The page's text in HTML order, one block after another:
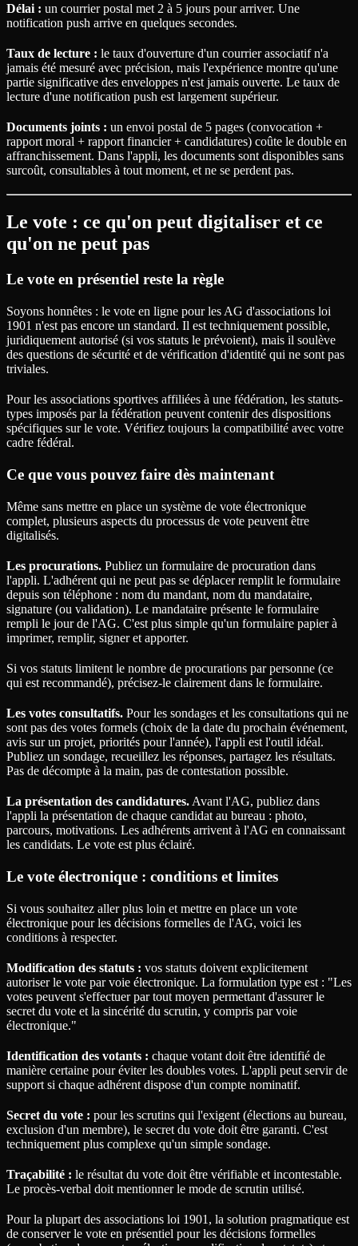
Délai : un courrier postal met 2 à 5 jours pour arriver. Une
notification push arrive en quelques secondes.
Taux de lecture : le taux d'ouverture d'un courrier associatif n'a
jamais été mesuré avec précision, mais l'expérience montre qu'une
partie significative des enveloppes n'est jamais ouverte. Le taux de
lecture d'une notification push est largement supérieur.
Documents joints : un envoi postal de 5 pages (convocation +
rapport moral + rapport financier + candidatures) coûte le double en
affranchissement. Dans l'appli, les documents sont disponibles sans
surcoût, consultables à tout moment, et ne se perdent pas.
Le vote : ce qu'on peut digitaliser et ce
qu'on ne peut pas
Le vote en présentiel reste la règle
Soyons honnêtes : le vote en ligne pour les AG d'associations loi
1901 n'est pas encore un standard. Il est techniquement possible,
juridiquement autorisé (si vos statuts le prévoient), mais il soulève
des questions de sécurité et de vérification d'identité qui ne sont pas
triviales.
Pour les associations sportives affiliées à une fédération, les statuts-
types imposés par la fédération peuvent contenir des dispositions
spécifiques sur le vote. Vérifiez toujours la compatibilité avec votre
cadre fédéral.
Ce que vous pouvez faire dès maintenant
Même sans mettre en place un système de vote électronique
complet, plusieurs aspects du processus de vote peuvent être
digitalisés.
Les procurations. Publiez un formulaire de procuration dans
l'appli. L'adhérent qui ne peut pas se déplacer remplit le formulaire
depuis son téléphone : nom du mandant, nom du mandataire,
signature (ou validation). Le mandataire présente le formulaire
rempli le jour de l'AG. C'est plus simple qu'un formulaire papier à
imprimer, remplir, signer et apporter.
Si vos statuts limitent le nombre de procurations par personne (ce
qui est recommandé), précisez-le clairement dans le formulaire.
Les votes consultatifs. Pour les sondages et les consultations qui ne
sont pas des votes formels (choix de la date du prochain événement,
avis sur un projet, priorités pour l'année), l'appli est l'outil idéal.
Publiez un sondage, recueillez les réponses, partagez les résultats.
Pas de décompte à la main, pas de contestation possible.
La présentation des candidatures. Avant l'AG, publiez dans
l'appli la présentation de chaque candidat au bureau : photo,
parcours, motivations. Les adhérents arrivent à l'AG en connaissant
les candidats. Le vote est plus éclairé.
Le vote électronique : conditions et limites
Si vous souhaitez aller plus loin et mettre en place un vote
électronique pour les décisions formelles de l'AG, voici les
conditions à respecter.
Modification des statuts : vos statuts doivent explicitement
autoriser le vote par voie électronique. La formulation type est : "Les
votes peuvent s'effectuer par tout moyen permettant d'assurer le
secret du vote et la sincérité du scrutin, y compris par voie
électronique."
Identification des votants : chaque votant doit être identifié de
manière certaine pour éviter les doubles votes. L'appli peut servir de
support si chaque adhérent dispose d'un compte nominatif.
Secret du vote : pour les scrutins qui l'exigent (élections au bureau,
exclusion d'un membre), le secret du vote doit être garanti. C'est
techniquement plus complexe qu'un simple sondage.
Traçabilité : le résultat du vote doit être vérifiable et incontestable.
Le procès-verbal doit mentionner le mode de scrutin utilisé.
Pour la plupart des associations loi 1901, la solution pragmatique est
de conserver le vote en présentiel pour les décisions formelles